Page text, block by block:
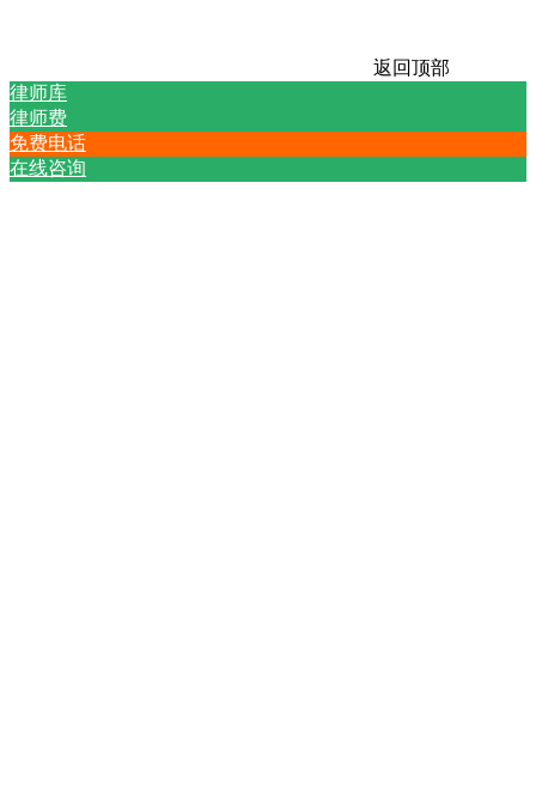
返回顶部
律师库
律师费
免费电话
在线咨询